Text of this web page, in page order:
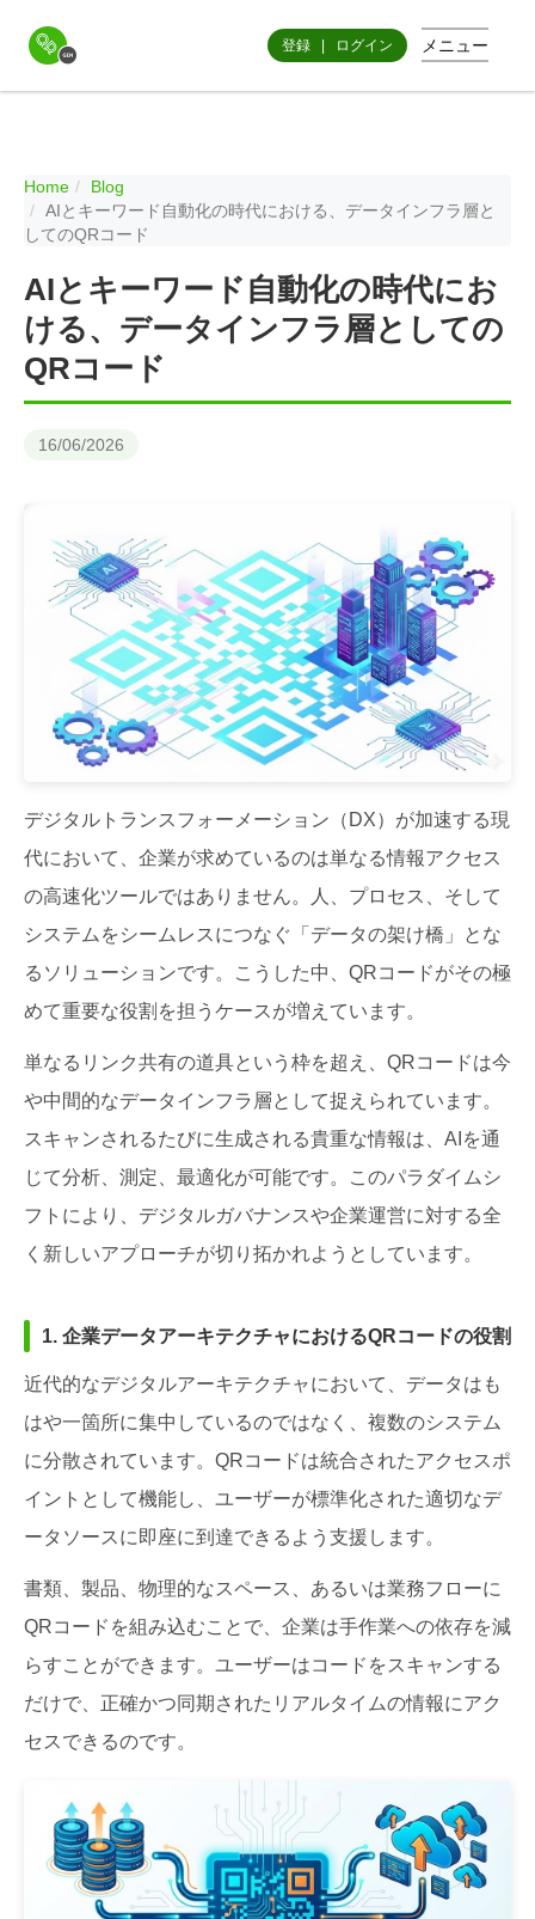
登録 ログイン メニュー
Home
Blog
AIとキーワード自動化の時代における、データインフラ層と
してのQRコード
AIとキーワード自動化の時代にお
ける、データインフラ層としての
QRコード
16/06/2026
デジタルトランスフォーメーション（DX）が加速する現
代において、企業が求めているのは単なる情報アクセス
の高速化ツールではありません。人、プロセス、そして
システムをシームレスにつなぐ「データの架け橋」とな
るソリューションです。こうした中、QRコードがその極
めて重要な役割を担うケースが増えています。
単なるリンク共有の道具という枠を超え、QRコードは今
や中間的なデータインフラ層として捉えられています。
スキャンされるたびに生成される貴重な情報は、AIを通
じて分析、測定、最適化が可能です。このパラダイムシ
フトにより、デジタルガバナンスや企業運営に対する全
く新しいアプローチが切り拓かれようとしています。
1. 企業データアーキテクチャにおけるQRコードの役割
近代的なデジタルアーキテクチャにおいて、データはも
はや一箇所に集中しているのではなく、複数のシステム
に分散されています。QRコードは統合されたアクセスポ
イントとして機能し、ユーザーが標準化された適切なデ
ータソースに即座に到達できるよう支援します。
書類、製品、物理的なスペース、あるいは業務フローに
QRコードを組み込むことで、企業は手作業への依存を減
らすことができます。ユーザーはコードをスキャンする
だけで、正確かつ同期されたリアルタイムの情報にアク
セスできるのです。